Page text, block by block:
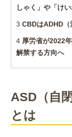
しゃく」や「け
3 CBDはADHD（
4 厚労省が2022
解禁する方向へ
ASD（自
とは